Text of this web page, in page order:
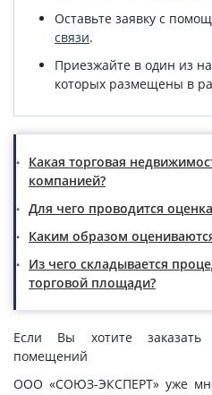
Оставьте заявку с
связи.
Приезжайте в один из
которых размещены в
Какая торговая
компанией?
Для чего проводится
Каким образом
Из чего складывается
торговой площади?
Если Вы хотите заказать
помещений
ООО «СОЮЗ-ЭКСПЕРТ» уже